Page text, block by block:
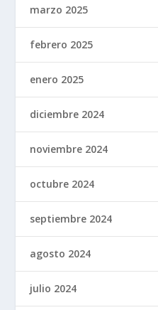
marzo 2025
febrero 2025
enero 2025
diciembre 2024
noviembre 2024
octubre 2024
septiembre 2024
agosto 2024
julio 2024